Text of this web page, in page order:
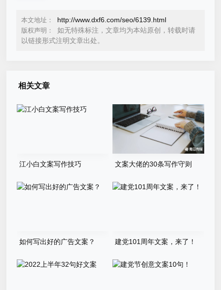
本文地址： http://www.dxf6.com/seo/6139.html
版权声明：
如无特殊标注，文章均为本站原创，转载时请
以链接形式注明文章出处。
相关文章
江小白文案写作技巧 文案大佬的30条写作守则
如何写出好的广告文案？ 建党101周年文案，来了！